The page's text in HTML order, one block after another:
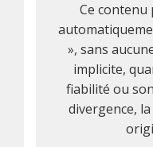
Ce
», sans
implicite,
fiabilité ou
divergence,